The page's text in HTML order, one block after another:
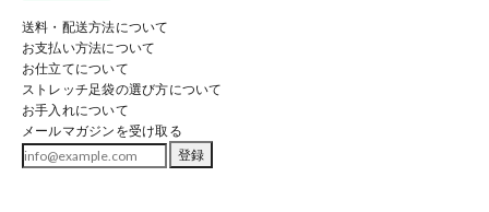
送料・配送方法について
お支払い方法について
お仕立てについて
ストレッチ足袋の選び方について
お手入れについて
メールマガジンを受け取る
登録